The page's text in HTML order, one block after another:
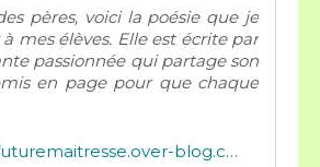
pères, voici la poésie que je
mes élèves. Elle est écrite par
passionnée qui partage son
en page pour que chaque
http://mely.futuremaitresse.over-blog.com/2020/06/poesie-pour-la-fete-des-peres.html